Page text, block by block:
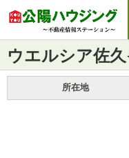
ウエルシア佐
所在地